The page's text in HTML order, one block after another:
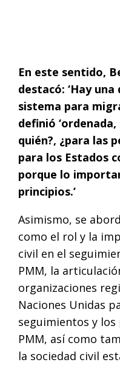
En este sentido,
destacó: ‘Hay
sistema para
definió
quién?, ¿para las
para los Estados
porque lo
principios.’
Asimismo, se
como el rol y la
civil en el
PMM, la
organizaciones
Naciones Unidas
seguimientos y
PMM, así como
la sociedad civil